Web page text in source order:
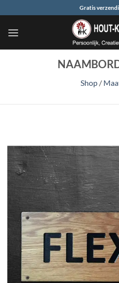
naar
inhoud
Gratis
Shop /